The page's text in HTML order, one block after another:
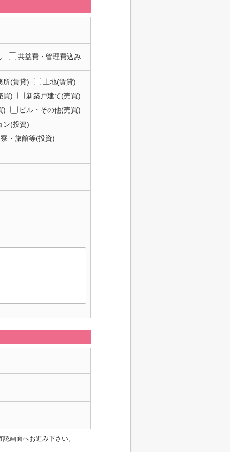
共益費・管理費込み
所(賃貸)
土地(賃貸)
買)
新築戸建て(売買)
)
ビル・その他(売買)
ン(投資)
寮・旅館等(投資)
画面へお進み下さい。